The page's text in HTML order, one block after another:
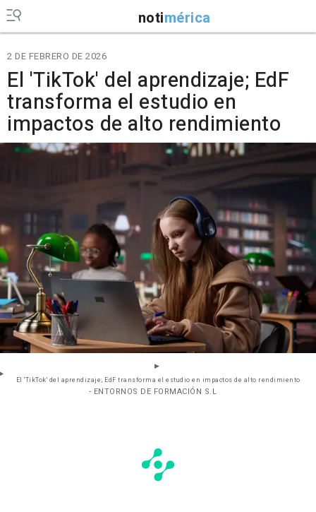
notimérica
2 DE FEBRERO DE 2026
El 'TikTok' del aprendizaje; EdF
transforma el estudio en
impactos de alto rendimiento
El 'TikTok' del aprendizaje; EdF transforma el estudio en impactos de alto rendimiento
- ENTORNOS DE FORMACIÓN S.L